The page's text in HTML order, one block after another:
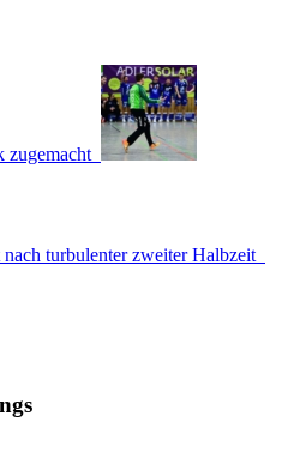
zugemacht
turbulenter zweiter Halbzeit